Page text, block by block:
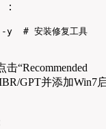
：
# 安装修复工具
“Recommended
GPT并添加Win7